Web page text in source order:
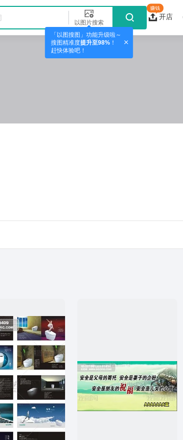
以图片搜索
「以图搜图」功能升级啦～
搜图精准度提升至98%！
赶快体验吧！
开店
赚钱